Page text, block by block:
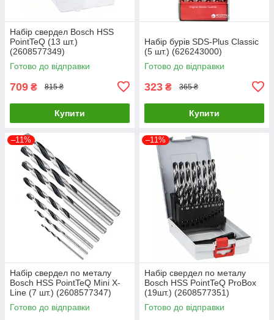
Набір свердел Bosch HSS
PointTeQ (13 шт.)
(2608577349)
Готово до відправки
709 ₴ 815 ₴
Купити
Набір бурів SDS-Plus Classic
(5 шт.) (626243000)
Готово до відправки
323 ₴ 365 ₴
Купити
–11%
Набір свердел по металу
Bosch HSS PointTeQ Mini X-
Line (7 шт.) (2608577347)
Готово до відправки
–11%
Набір свердел по металу
Bosch HSS PointTeQ ProBox
(19шт.) (2608577351)
Готово до відправки